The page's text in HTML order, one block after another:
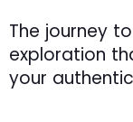
The journey
exploration
your